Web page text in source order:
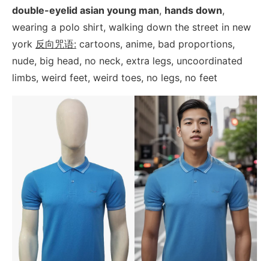
double-eyelid asian young man, hands down,
wearing a polo shirt, walking down the street in new
york 反向咒语: cartoons, anime, bad proportions,
nude, big head, no neck, extra legs, uncoordinated
limbs, weird feet, weird toes, no legs, no feet